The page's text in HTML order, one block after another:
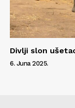
Divlji slon
6. Juna 2025.